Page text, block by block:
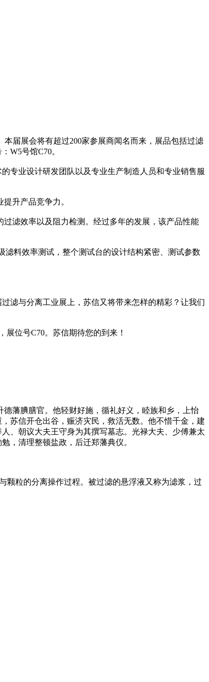
届展会将有超过200家参展商闻名而来，展品包括过滤
W5号馆C70。
专业设计研发团队以及专业生产制造人员和专业销售服
升产品竞争力。
滤效率以及阻力检测。经过多年的发展，该产品性能
滤料效率测试，整个测试台的设计结构紧密、测试参数
滤与分离工业展上，苏信又将带来怎样的精彩？让我们
位号C70。苏信期待您的到来！
藩腆膳官。他轻财好施，循礼好义，睦族和乡，上怡
苏信开仓出谷，赈济灾民，救活无数。他不惜千金，建
、朝议大夫王守身为其撰写墓志。光禄大夫、少傅兼太
，清理整顿盐政，后迁郑藩典仪。
颗粒的分离操作过程。被过滤的悬浮液又称为滤浆，过